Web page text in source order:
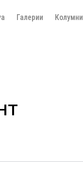
Галерии Колумни